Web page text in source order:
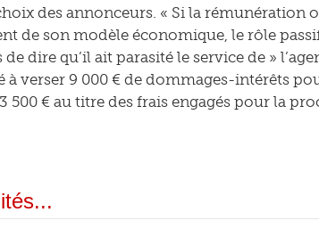
des annonceurs. « Si la rémunération
de son modèle économique, le rôle
dire qu’il ait parasité le service de »
à verser 9 000 € de dommages-intérêts
500 € au titre des frais engagés pour la